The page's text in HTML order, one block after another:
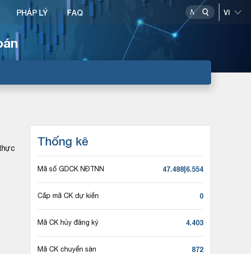
PHÁP LÝ FAQ
Thống kê
Mã số GDCK NĐTNN 47.488|6.554
Cấp mã CK dự kiến 0
Mã CK hủy đăng ký 4.403
Mã CK chuyển sàn 872